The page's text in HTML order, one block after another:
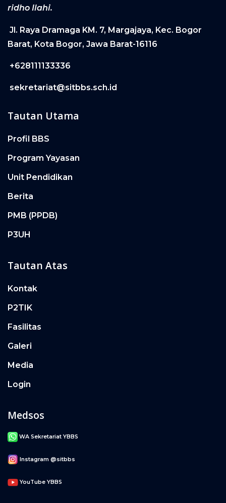
ridho Ilahi.
Jl. Raya Dramaga KM. 7, Margajaya, Kec. Bogor
Barat, Kota Bogor, Jawa Barat-16116
+628111133336
sekretariat@sitbbs.sch.id
Tautan Utama
Profil BBS
Program Yayasan
Unit Pendidikan
Berita
PMB (PPDB)
P3UH
Tautan Atas
Kontak
P2TIK
Fasilitas
Galeri
Media
Login
Medsos
WA Sekretariat YBBS
Instagram @sitbbs
YouTube YBBS